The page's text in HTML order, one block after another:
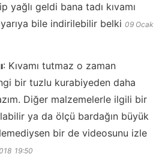
yağlı geldi bana tadı kıvamı
bile indirilebilir belki 09 Ocak
: Kıvamı tutmaz o zaman
bir tuzlu kurabiyeden daha
Diğer malzemelerle ilgili bir
ya da ölçü bardağın büyük
bir de videosunu izle
19:50